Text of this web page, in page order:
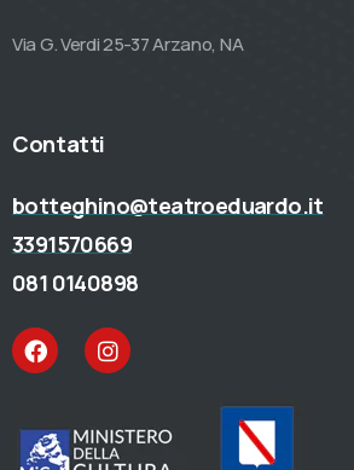
Via G. Verdi 25-37 Arzano, NA
Contatti
botteghino@teatroeduardo.it
3391570669
081 0140898